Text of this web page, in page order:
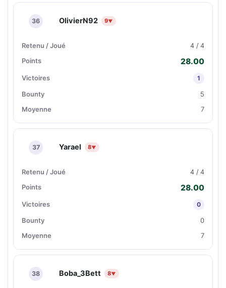
36 OlivierN92 9▼
4 / 4
28.00
1
5
7
37 Yarael 8▼
4 / 4
28.00
0
0
7
38 Boba_3Bett 8▼